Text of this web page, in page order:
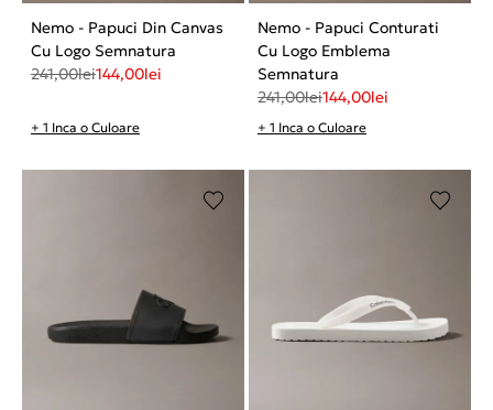
Nemo - Papuci Din Canvas
Cu Logo Semnatura
241,00lei144,00lei
+ 1 Inca o Culoare
Nemo - Papuci Conturati
Cu Logo Emblema
Semnatura
241,00lei144,00lei
+ 1 Inca o Culoare